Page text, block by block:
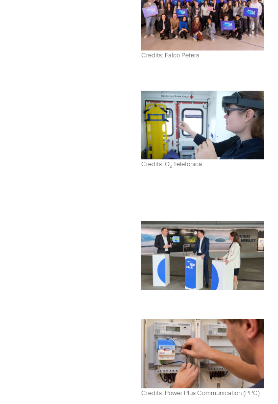
Credits: Falco Peters
Credits: O2Telefónica
Credits: Power Plus Communication (PPC)